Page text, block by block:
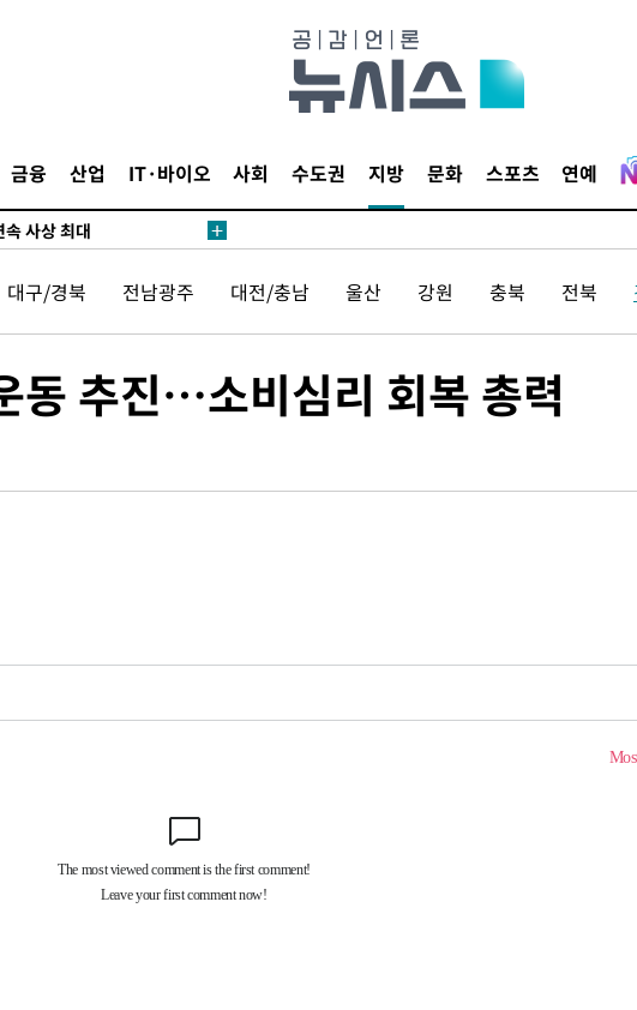
금융 산업 IT·바이오 사회 수도권 지방 문화 스포츠 연예
백승주·윤난실
대야' 30도 넘어
내린 6478.75 개장
가능성도
속 뉴욕증시 혼조 마감 다
통하기가 매우 어려워" 취
해…안정 전력 위해 불가피"
생산 결과 발표 8월 중 예
대 급락
대야' 30도 넘어
린 6478.75 개장
사상 최대
가능성도
속 뉴욕증시 혼조 마감 다
합의" 이란 외무부 대변인
대구/경북 전남광주 대전/충남 울산 강원 충북 전북
동 추진…소비심리 회복 총력